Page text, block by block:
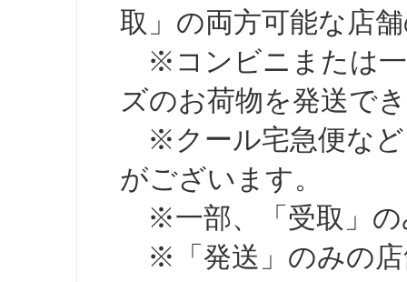
取」の両方可能な店
※コンビニまたは一
ズのお荷物を発送で
※クール宅急便など
がございます。
※一部、「受取」の
※「発送」のみの店